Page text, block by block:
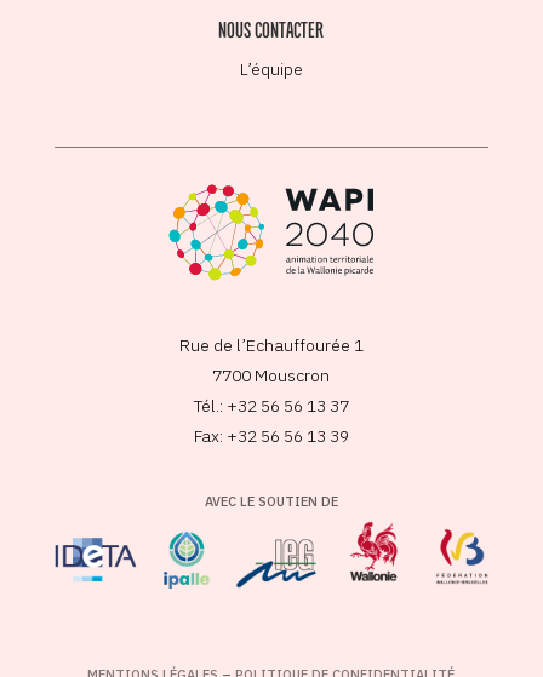
NOUS CONTACTER
L’équipe
Rue de l’Echauffourée 1
7700 Mouscron
Tél.: +32 56 56 13 37
Fax: +32 56 56 13 39
AVEC LE SOUTIEN DE